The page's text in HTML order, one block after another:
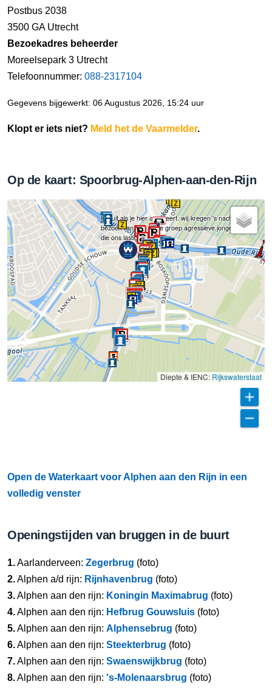
Postbus 2038
3500 GA Utrecht
Bezoekadres beheerder
Moreelsepark 3 Utrecht
Telefoonnummer: 088-2317104
Gegevens bijgewerkt: 06 Augustus 2026, 15:24 uur
Klopt er iets niet? Meld het de Vaarmelder.
Op de kaart: Spoorbrug-Alphen-aan-den-Rijn
kijk uit als je hier aanmeert. wij kregen 's nachts
bezoek van een grote groep agressieve jongeren,
die ons lastig vielen
Diepte & IENC: Rijkswaterstaat
Open de Waterkaart voor Alphen aan den Rijn in een
volledig venster
Openingstijden van bruggen in de buurt
1.Aarlanderveen: Zegerbrug (foto)
2.Alphen a/d rijn: Rijnhavenbrug (foto)
3.Alphen aan den rijn: Koningin Maximabrug (foto)
4.Alphen aan den rijn: Hefbrug Gouwsluis (foto)
5.Alphen aan den rijn: Alphensebrug (foto)
6.Alphen aan den rijn: Steekterbrug (foto)
7.Alphen aan den rijn: Swaenswijkbrug (foto)
8.Alphen aan den rijn: 's-Molenaarsbrug (foto)